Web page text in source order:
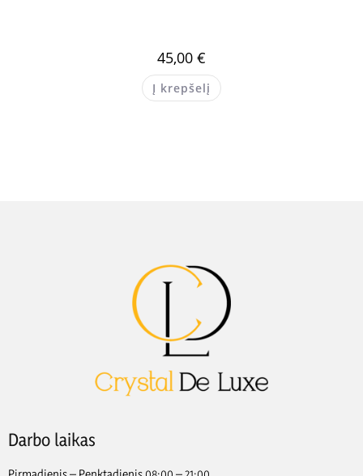
45,00 €
Į krepšelį
Darbo laikas